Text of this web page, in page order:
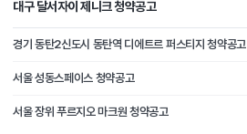
대구 달서자이 제니크 청약공고
경기 동탄2신도시 동탄역 디에트르 퍼스티지 청약공고
서울 성동스페이스 청약공고
서울 장위 푸르지오 마크원 청약공고